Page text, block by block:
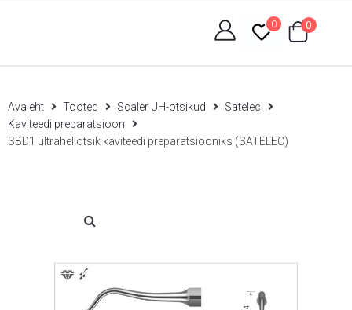
0 0
Avaleht Tooted Scaler UH-otsikud
Satelec
Kaviteedi preparatsioon
SBD1 ultraheliotsik kaviteedi preparatsiooniks (SATELEC)